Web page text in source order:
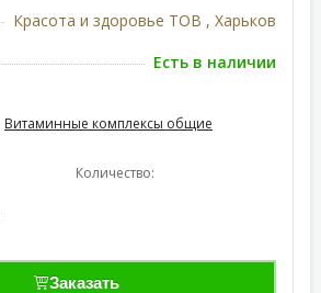
Красота и здоровье ТОВ , Харьков
Есть в наличии
Витаминные комплексы общие
Количество:
Заказать